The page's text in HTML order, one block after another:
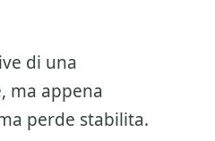
di una
ma appena
perde stabilita.